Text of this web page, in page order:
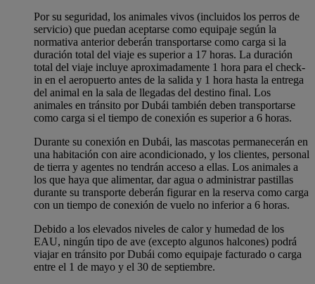
Por su seguridad, los animales vivos (incluidos los perros de
servicio) que puedan aceptarse como equipaje según la
normativa anterior deberán transportarse como carga si la
duración total del viaje es superior a 17 horas. La duración
total del viaje incluye aproximadamente 1 hora para el check-
in en el aeropuerto antes de la salida y 1 hora hasta la entrega
del animal en la sala de llegadas del destino final. Los
animales en tránsito por Dubái también deben transportarse
como carga si el tiempo de conexión es superior a 6 horas.
Durante su conexión en Dubái, las mascotas permanecerán en
una habitación con aire acondicionado, y los clientes, personal
de tierra y agentes no tendrán acceso a ellas. Los animales a
los que haya que alimentar, dar agua o administrar pastillas
durante su transporte deberán figurar en la reserva como carga
con un tiempo de conexión de vuelo no inferior a 6 horas.
Debido a los elevados niveles de calor y humedad de los
EAU, ningún tipo de ave (excepto algunos halcones) podrá
viajar en tránsito por Dubái como equipaje facturado o carga
entre el 1 de mayo y el 30 de septiembre.